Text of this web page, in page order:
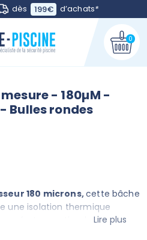
dès 199€ d’achats*
0
- 180µM -
Bulles rondes
180 microns,cette bâche
une isolation thermique
optimal, vous
Lire plus